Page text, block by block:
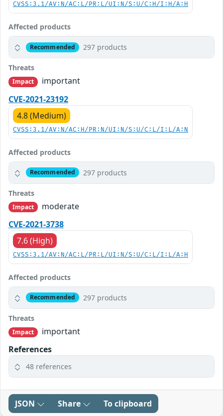
CVSS:3.1/AV:N/AC:L/PR:L/UI:N/S:U/C:H/I:H/A:H
Affected products
Recommended 297 products
Threats
Impact
important
CVE-2021-23192
4.8 (Medium)
CVSS:3.1/AV:N/AC:H/PR:N/UI:N/S:U/C:L/I:L/A:N
Affected products
Recommended 297 products
Threats
Impact
moderate
CVE-2021-3738
7.6 (High)
CVSS:3.1/AV:N/AC:L/PR:L/UI:N/S:U/C:L/I:L/A:H
Affected products
Recommended 297 products
Threats
Impact
important
References
48 references
JSON Share To clipboard